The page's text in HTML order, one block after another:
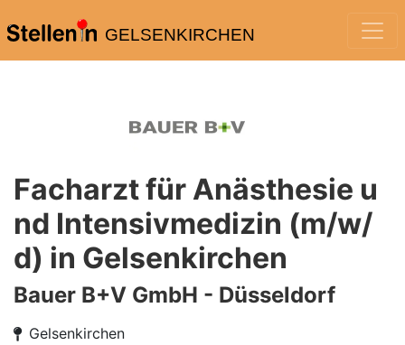
GELSENKIRCHEN
Facharzt für Anästhesie u
nd Intensivmedizin (m/w/
d) in Gelsenkirchen
Bauer B+V GmbH - Düsseldorf
Gelsenkirchen